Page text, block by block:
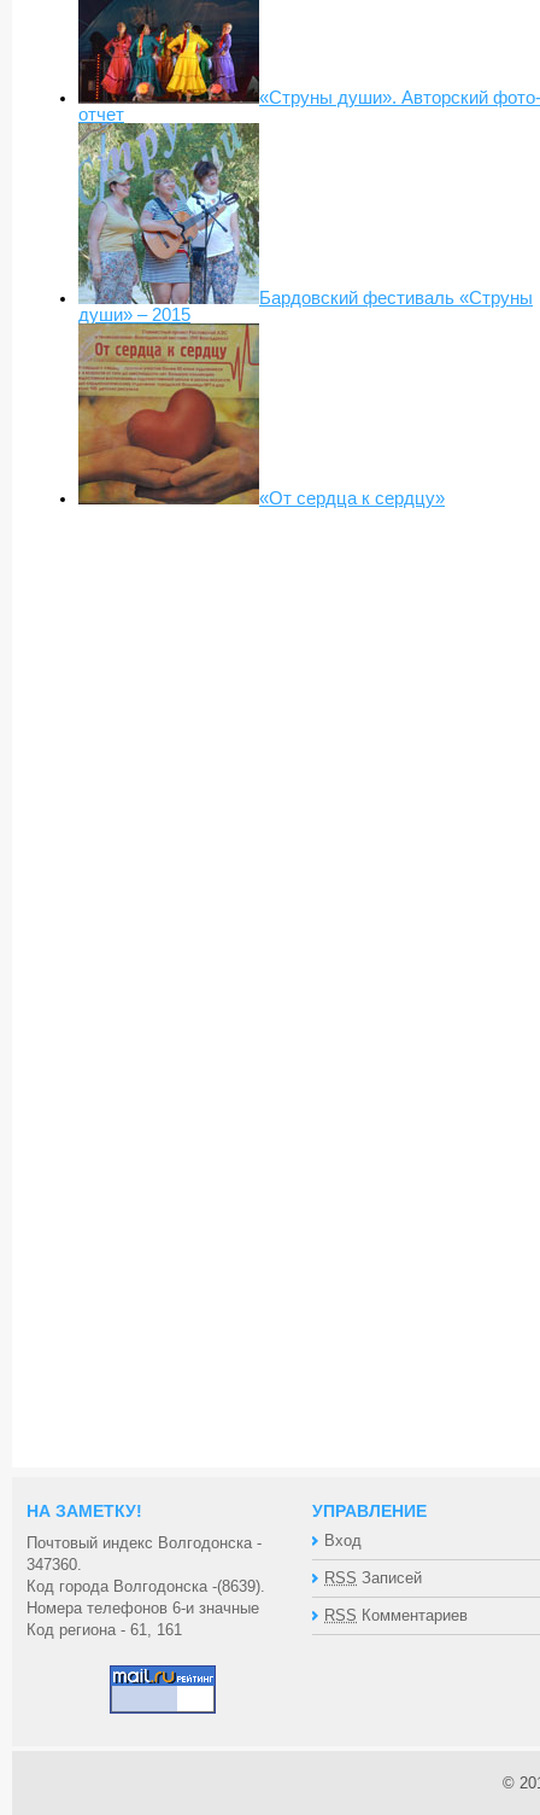
«Струны души». Авторский фото-
отчет
Бардовский фестиваль «Струны
души» – 2015
«От сердца к сердцу»
НА ЗАМЕТКУ!
Почтовый индекс Волгодонска -
347360.
Код города Волгодонска -(8639).
Номера телефонов 6-и значные
Код региона - 61, 161
УПРАВЛЕНИЕ
Вход
RSS Записей
RSS Комментариев
©